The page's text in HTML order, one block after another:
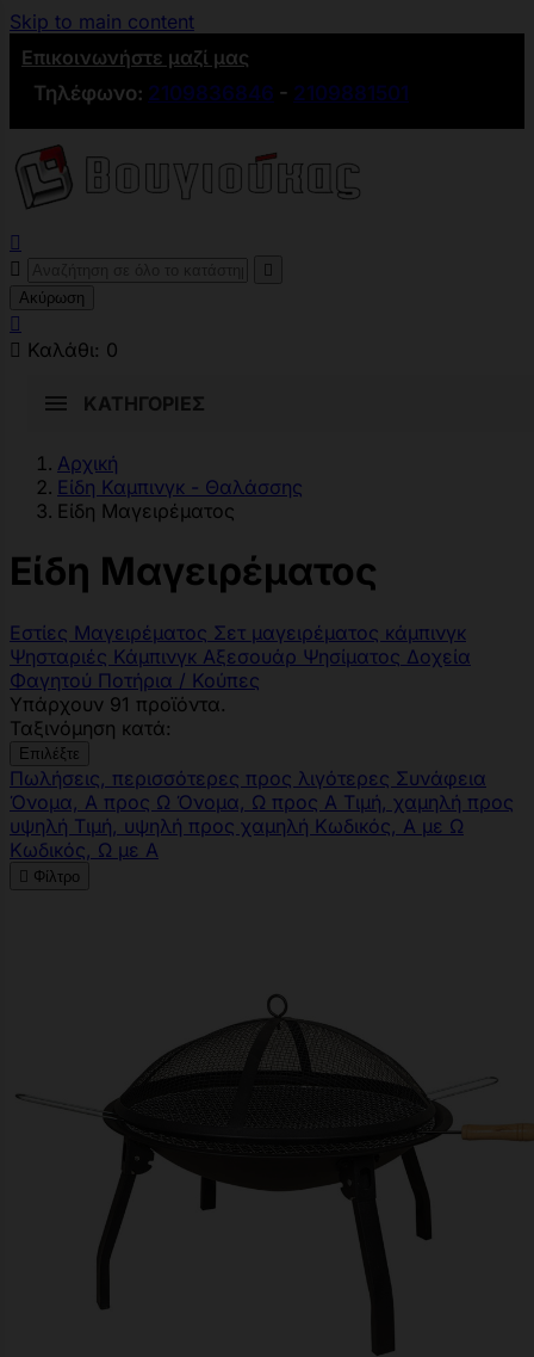
Skip to main content
Επικοινωνήστε μαζί μας
Τηλέφωνο: 2109836846 - 2109881501



Ακύρωση

 Καλάθι: 0
ΚΑΤΗΓΟΡΊΕΣ
Αρχική
Είδη Καμπινγκ - Θαλάσσης
Είδη Μαγειρέματος
Είδη Μαγειρέματος
Εστίες Μαγειρέματος Σετ μαγειρέματος κάμπινγκ
Ψησταριές Κάμπινγκ Αξεσουάρ Ψησίματος Δοχεία
Φαγητού Ποτήρια / Κούπες
Υπάρχουν 91 προϊόντα.
Ταξινόμηση κατά:
Επιλέξτε
Πωλήσεις, περισσότερες προς λιγότερες Συνάφεια
Όνομα, Α προς Ω Όνομα, Ω προς Α Τιμή, χαμηλή προς
υψηλή Τιμή, υψηλή προς χαμηλή Κωδικός, Α με Ω
Κωδικός, Ω με Α
 Φίλτρο